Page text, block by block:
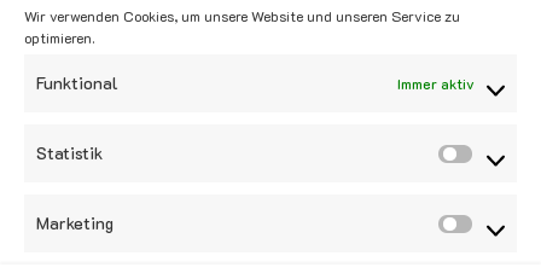
Wir verwenden Cookies, um unsere Website und unseren Service zu
optimieren.
Funktional Immer aktiv
Statistik
Marketing
Früchte (37)